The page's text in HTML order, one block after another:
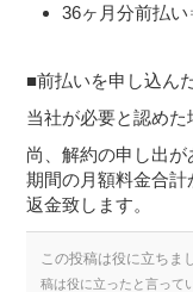
36ヶ月分前払
■前払いを申し込ん
当社が必要と認めた
尚、解約の申し出
期間の月額料金合
返金致します。
この投稿は役に立ちま
稿は役に立ったと言って